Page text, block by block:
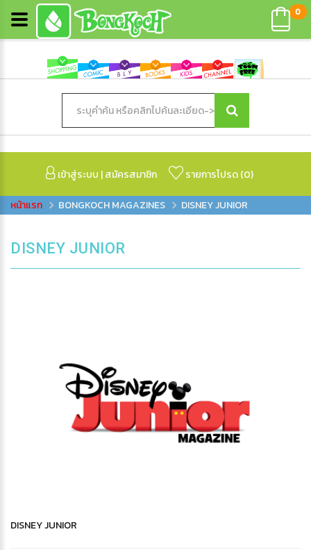
เข้าสู่ระบบ |สมัครสมาชิก รายการโปรด (0)
0
BONGKOCH MAGAZINES DISNEY JUNIOR
DISNEY JUNIOR
DISNEY JUNIOR